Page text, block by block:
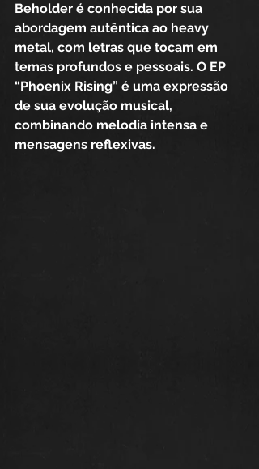
Beholder é conhecida por sua
abordagem autêntica ao heavy
metal, com letras que tocam em
temas profundos e pessoais. O EP
“Phoenix Rising” é uma expressão
de sua evolução musical,
combinando melodia intensa e
mensagens reflexivas.